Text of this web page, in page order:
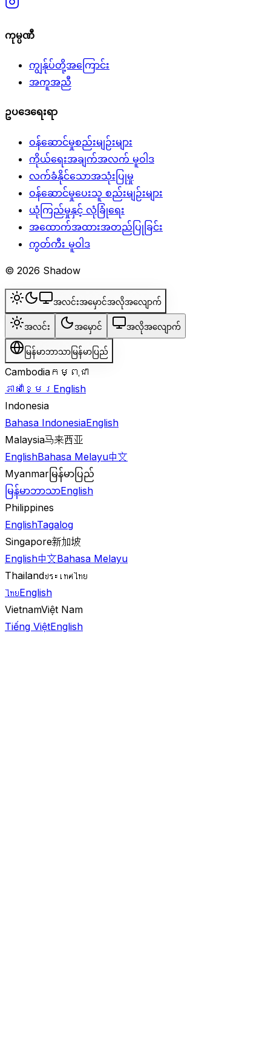
ကုမ္ပဏီ
ကျွန်ုပ်တို့အကြောင်း
အကူအညီ
ဥပဒေရေးရာ
ဝန်ဆောင်မှုစည်းမျဉ်းများ
ကိုယ်ရေးအချက်အလက် မူဝါဒ
လက်ခံနိုင်သောအသုံးပြုမှု
ဝန်ဆောင်မှုပေးသူ စည်းမျဉ်းများ
ယုံကြည်မှုနှင့် လုံခြုံရေး
အထောက်အထားအတည်ပြုခြင်း
ကွတ်ကီး မူဝါဒ
© 2026 Shadow
အလင်းအမှောင်အလိုအလျောက်
အလင်း အမှောင် အလိုအလျောက်
မြန်မာဘာသာ မြန်မာပြည်
Cambodia កម្ពុជា
ភាសាខ្មែរ English
Indonesia
Bahasa IndonesiaEnglish
Malaysia马来西亚
EnglishBahasa Melayu中文
Myanmar မြန်မာပြည်
မြန်မာဘာသာEnglish
Philippines
EnglishTagalog
Singapore新加坡
English中文Bahasa Melayu
Thailandประเทศไทย
ไทยEnglish
VietnamViệt Nam
Tiếng ViệtEnglish